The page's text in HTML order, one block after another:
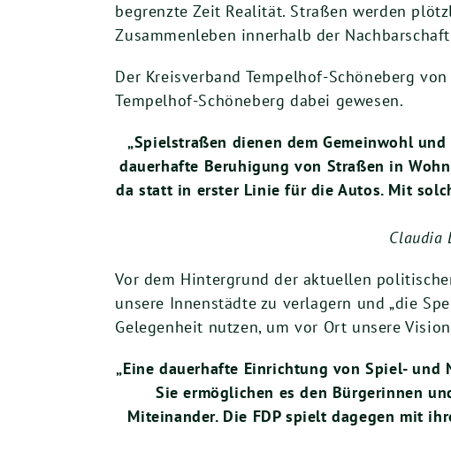
begrenzte Zeit Realität. Straßen werden
Zusammenleben innerhalb der
Der Kreisverband Tempelhof-Schöneberg
Tempelhof-Schöneberg dabei gewesen.
„Spielstraßen dienen dem Gemeinwohl
dauerhafte Beruhigung von Straßen in
da statt in erster Linie für die Autos. Mit
Claudia
Vor dem Hintergrund der aktuellen
unsere Innenstädte zu verlagern und „die
Gelegenheit nutzen, um vor Ort unsere
„Eine dauerhafte Einrichtung von Spiel-
Sie ermöglichen es den Bürgerinnen
Miteinander. Die FDP spielt dagegen mit